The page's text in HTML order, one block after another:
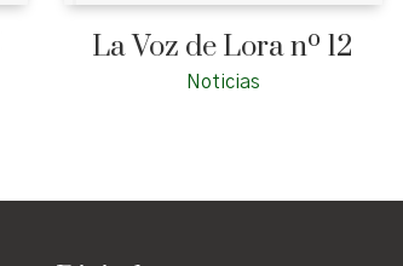
La Voz de Lora nº 12
Noticias